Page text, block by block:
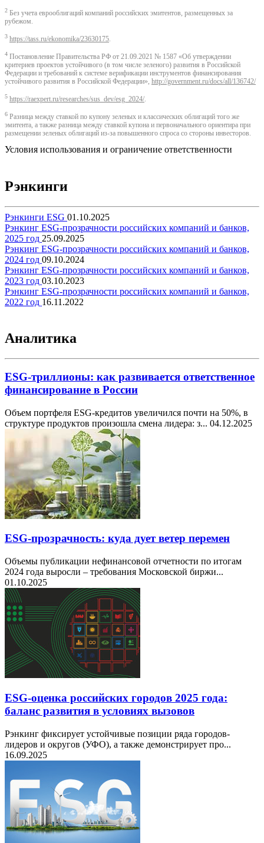
2 Без учета еврооблигаций компаний российских эмитентов, размещенных за
рубежом.
3 https://tass.ru/ekonomika/23630175
4 Постановление Правительства РФ от 21.09.2021 № 1587 «Об утверждении
критериев проектов устойчивого (в том числе зеленого) развития в Российской
Федерации и требований к системе верификации инструментов финансирования
устойчивого развития в Российской Федерации», http://government.ru/docs/all/136742/
5 https://raexpert.ru/researches/sus_dev/esg_2024/
6 Разница между ставкой по купону зеленых и классических облигаций того же
эмитента, а также разница между ставкой купона и первоначального ориентира при
размещении зеленых облигаций из-за повышенного спроса со стороны инвесторов.
Условия использования и ограничение ответственности
Рэнкинги
Рэнкинги ESG 01.10.2025
Рэнкинг ESG-прозрачности российских компаний и банков,
2025 год 25.09.2025
Рэнкинг ESG-прозрачности российских компаний и банков,
2024 год 09.10.2024
Рэнкинг ESG-прозрачности российских компаний и банков,
2023 год 03.10.2023
Рэнкинг ESG-прозрачности российских компаний и банков,
2022 год 16.11.2022
Аналитика
ESG-триллионы: как развивается ответственное
финансирование в России
Объем портфеля ESG-кредитов увеличился почти на 50%, в
структуре продуктов произошла смена лидера: з... 04.12.2025
ESG-прозрачность: куда дует ветер перемен
Объемы публикации нефинансовой отчетности по итогам
2024 года выросли – требования Московской биржи...
01.10.2025
ESG-оценка российских городов 2025 года:
баланс развития в условиях вызовов
Рэнкинг фиксирует устойчивые позиции ряда городов-
лидеров и округов (УФО), а также демонстрирует про...
16.09.2025